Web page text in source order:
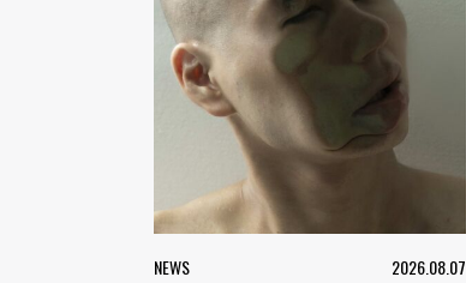
NEWS 2026.08.07